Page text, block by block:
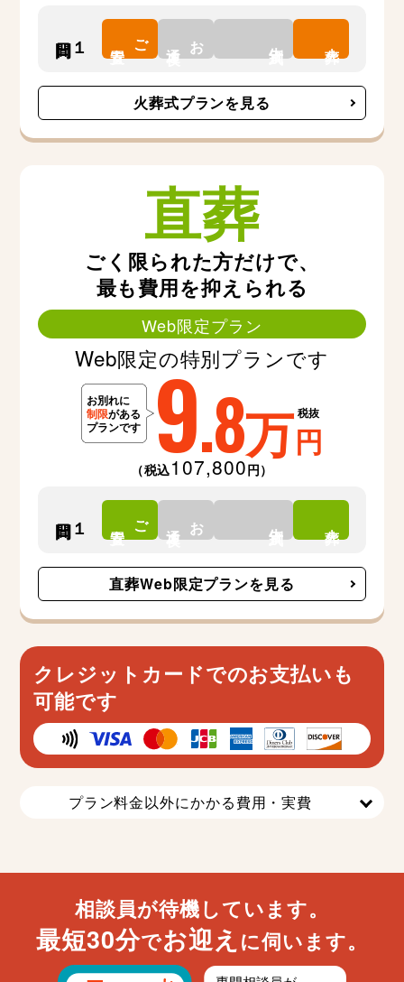
ご お
火葬式プランを見る
直葬
ごく限られた方だけで、
最も費用を抑えられる
Web限定プラン
Web限定の特別プランです
9.8万円
税抜
（税込107,800円）
ご お
直葬Web限定プランを見る
クレジットカードでのお支払いも
可能です
プラン料金以外にかかる費用・実費
相談員が待機しています。
最短30分でお迎え に伺います。